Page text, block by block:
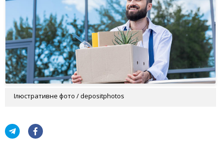
Ілюстративне фото / depositphotos